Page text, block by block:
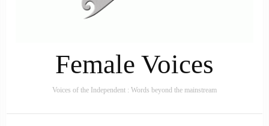
Female Voices
Voices of the Independent : Words beyond the mainstream